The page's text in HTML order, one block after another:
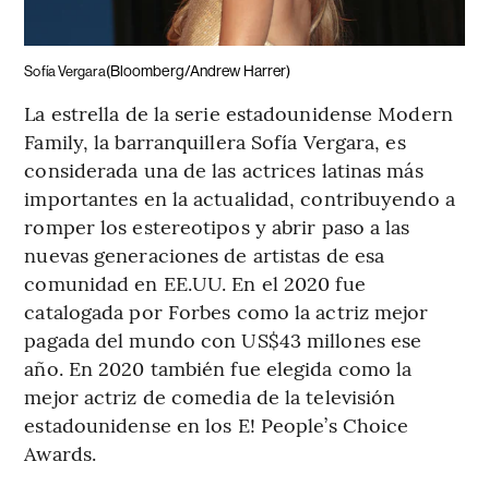
Sofía Vergara(Bloomberg/Andrew Harrer)
La estrella de la serie estadounidense Modern
Family, la barranquillera Sofía Vergara, es
considerada una de las actrices latinas más
importantes en la actualidad, contribuyendo a
romper los estereotipos y abrir paso a las
nuevas generaciones de artistas de esa
comunidad en EE.UU. En el 2020 fue
catalogada por Forbes como la actriz mejor
pagada del mundo con US$43 millones ese
año. En 2020 también fue elegida como la
mejor actriz de comedia de la televisión
estadounidense en los E! People’s Choice
Awards.